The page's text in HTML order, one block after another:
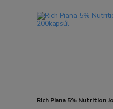
Rich Piana 5% Nutrition